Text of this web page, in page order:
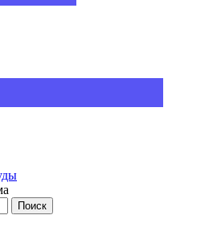
Поиск